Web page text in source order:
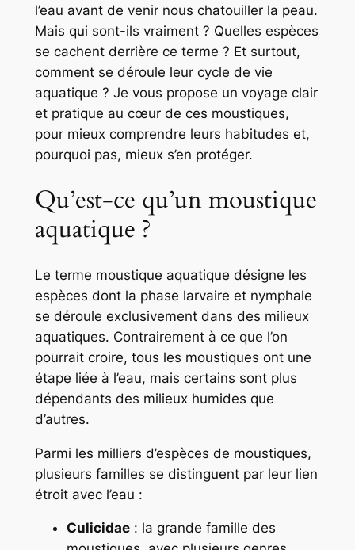
l’eau avant de venir nous chatouiller la peau.
Mais qui sont-ils vraiment ? Quelles espèces
se cachent derrière ce terme ? Et surtout,
comment se déroule leur cycle de vie
aquatique ? Je vous propose un voyage clair
et pratique au cœur de ces moustiques,
pour mieux comprendre leurs habitudes et,
pourquoi pas, mieux s’en protéger.
Qu’est-ce qu’un moustique
aquatique ?
Le terme moustique aquatique désigne les
espèces dont la phase larvaire et nymphale
se déroule exclusivement dans des milieux
aquatiques. Contrairement à ce que l’on
pourrait croire, tous les moustiques ont une
étape liée à l’eau, mais certains sont plus
dépendants des milieux humides que
d’autres.
Parmi les milliers d’espèces de moustiques,
plusieurs familles se distinguent par leur lien
étroit avec l’eau :
Culicidae: la grande famille des